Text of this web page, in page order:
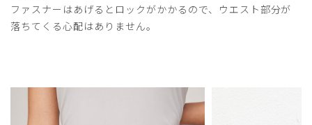
ファスナーはあげるとロックがかかるので、ウエスト部分が
落ちてくる心配はありません。